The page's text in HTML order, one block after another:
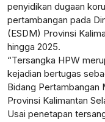
penyidikan dugaan
pertambangan pada
(ESDM) Provinsi
hingga 2025.
“Tersangka HPW
kejadian bertugas
Bidang Pertambangan
Provinsi Kalimantan
Usai penetapan